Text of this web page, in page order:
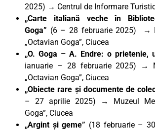
2025) → Centrul de Informare
„Carte italiană veche în
Goga” (6 – 28 februarie 2025) →
„Octavian Goga”, Ciucea
„O. Goga – A. Endre: o prietenie,
ianuarie – 28 februarie 2025) →
„Octavian Goga”, Ciucea
„Obiecte rare și documente de
– 27 aprilie 2025) → Muzeul
Goga”, Ciucea
„Argint și geme” (18 februarie –